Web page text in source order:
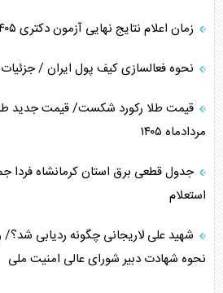
زمان اعلام نتایج نهایی آزمون دکتری ۱۴۰۵
نحوه فعالسازی کیف پول ایران /
مردادماه ۱۴۰۵
استعلام
شهید علی لاریجانی چگونه ردیابی شد؟/
نحوه شهادت دبیر شورای عالی امنیت ملی